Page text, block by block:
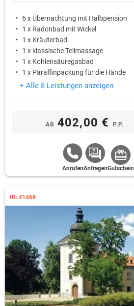
6 x Übernachtung mit Halbpension
1 x Radonbad mit Wickel
1 x Kräuterbad
1 x klassische Teilmassage
1 x Kohlensäuregasbad
1 x Paraffinpackung für die Hände
+ Alle 8 Leistungen anzeigen
AB 402,00 € P.P.
AnrufenAnfragenGutschein
ID: 41468